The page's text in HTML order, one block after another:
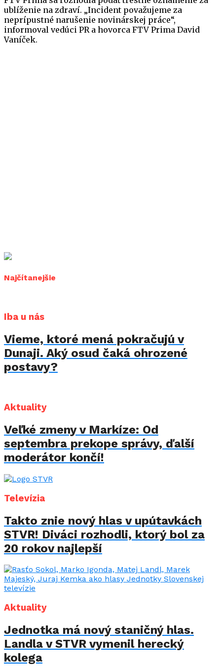
ublíženie na zdraví. „Incident považujeme za
neprípustné narušenie novinárskej práce“,
informoval vedúci PR a hovorca FTV Prima David
Vaníček.
Najčítanejšie
Iba u nás
Vieme, ktoré mená pokračujú v
Dunaji. Aký osud čaká ohrozené
postavy?
Aktuality
Veľké zmeny v Markíze: Od
septembra prekope správy, ďalší
moderátor končí!
Televízia
Takto znie nový hlas v upútavkách
STVR! Diváci rozhodli, ktorý bol za
20 rokov najlepší
Aktuality
Jednotka má nový staničný hlas.
Landla v STVR vymenil herecký
kolega